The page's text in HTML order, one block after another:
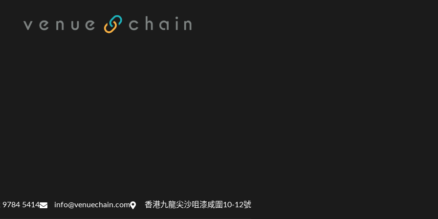
9784 5414 info@venuechain.com 香港九龍尖沙咀漆咸圍10-12號